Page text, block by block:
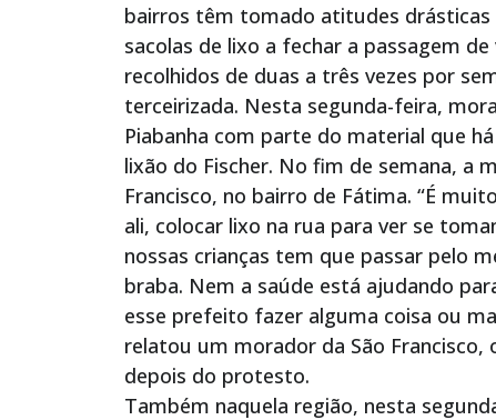
bairros têm tomado atitudes
sacolas de lixo a fechar a passagem
recolhidos de duas a três vezes por
terceirizada. Nesta segunda-feira,
Piabanha com parte do material que
lixão do Fischer. No fim de semana, a
Francisco, no bairro de Fátima. “É
ali, colocar lixo na rua para ver se
nossas crianças tem que passar pelo
braba. Nem a saúde está ajudando
esse prefeito fazer alguma coisa ou
relatou um morador da São
depois do protesto.
Também naquela região, nesta